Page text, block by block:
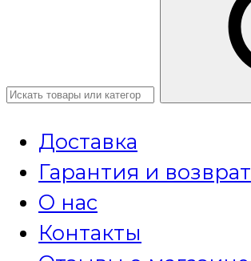
Доставка
Гарантия и возврат
О нас
Контакты